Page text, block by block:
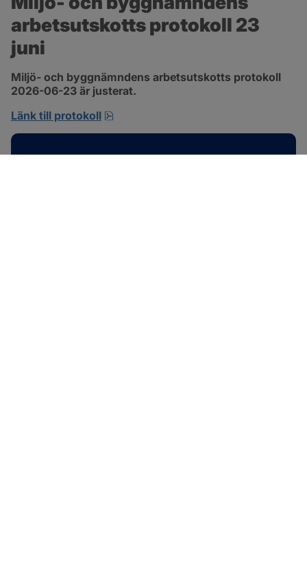
arbetsutskotts protokoll 23
juni
Miljö- och byggnämndens arbetsutskotts protokoll
2026-06-23 är justerat.
Länk till protokoll